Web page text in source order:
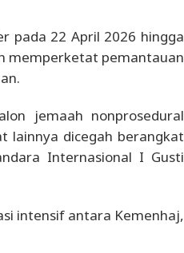
pada 22 April 2026 hingga
memperketat pemantauan
jemaah nonprosedural
lainnya dicegah berangkat
Internasional I Gusti
intensif antara Kemenhaj,